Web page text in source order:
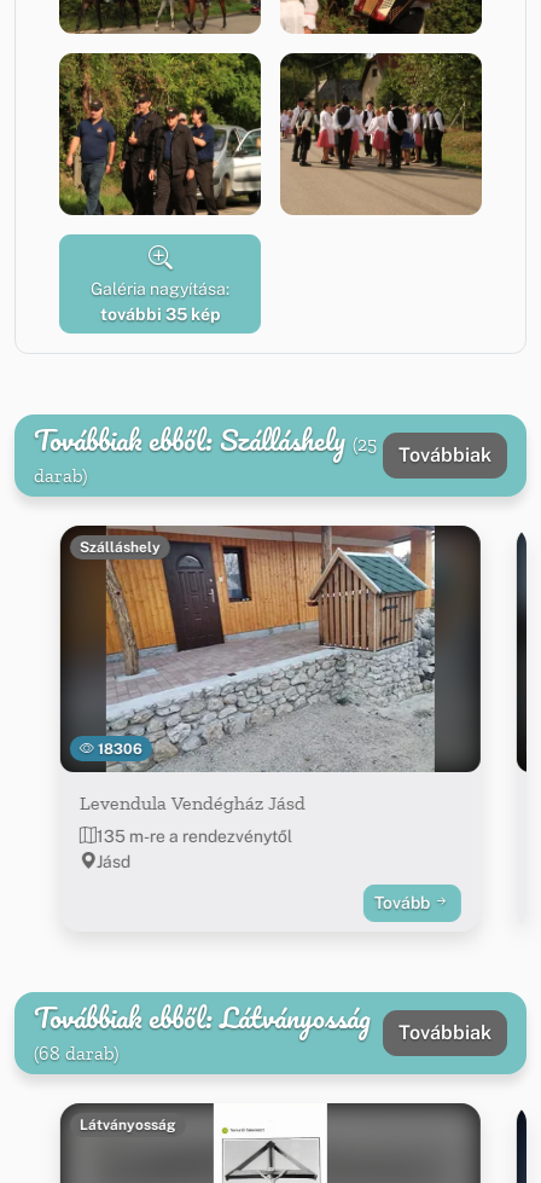
Galéria nagyítása:
további 35 kép
Továbbiak ebből: Szálláshely (25
darab)
Továbbiak
18306
Szálláshely
Levendula Vendégház Jásd
135 m-re a rendezvénytől
Jásd
Tovább
Továbbiak ebből: Látványosság
(68 darab)
Továbbiak
Látványosság